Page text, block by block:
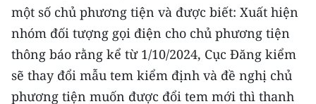
E-Magazine
Video
Media Chính trị
một số chủ phương tiện và được biết: Xuất hiện
nhóm đối tượng gọi điện cho chủ phương tiện
thông báo rằng kể từ 1/10/2024, Cục Đăng kiểm
sẽ thay đổi mẫu tem kiểm định và đề nghị chủ
phương tiện muốn được đổi tem mới thì thanh